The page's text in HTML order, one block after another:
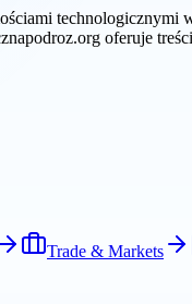
oferuje
Trade & Markets